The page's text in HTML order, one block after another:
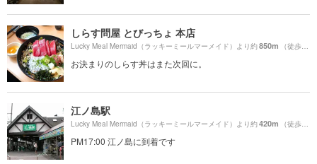
しらす問屋 とびっちょ 本店
Lucky Meal Mermaid（ラッキーミールマーメイド）より約850m （徒歩15分）
お決まりのしらす丼はまた次回に。
江ノ島駅
Lucky Meal Mermaid（ラッキーミールマーメイド）より約420m （徒歩7分）
PM17:00 江ノ島に到着です